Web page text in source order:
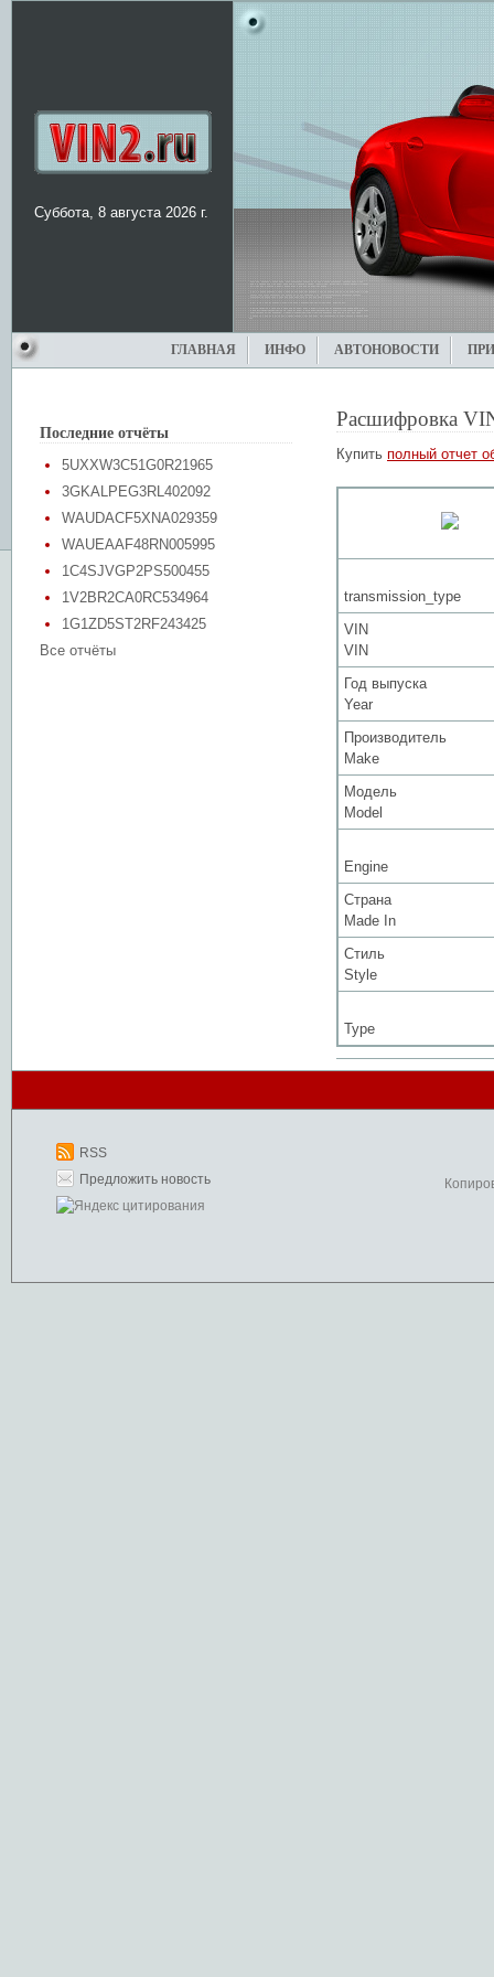
Суббота, 8 августа 2026 г.
ГЛАВНАЯ ИНФО АВТОНОВОСТИ
Последние отчёты
5UXXW3C51G0R21965
3GKALPEG3RL402092
WAUDACF5XNA029359
WAUEAAF48RN005995
1C4SJVGP2PS500455
1V2BR2CA0RC534964
1G1ZD5ST2RF243425
Все отчёты
Расшифровка
Купить полный отчет
transmission_type
VIN
VIN
Год выпуска
Year
Производитель
Make
Модель
Model
Engine
Страна
Made In
Стиль
Style
Type
RSS
Предложить новость